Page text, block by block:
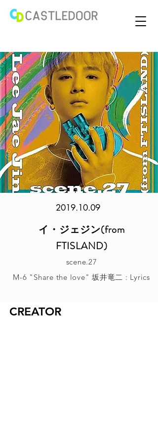
2019.10.09
イ・ジェジン(from
FTISLAND)
scene.27
M-6 "Share the love" 坂井竜二 : Lyrics
CREATOR